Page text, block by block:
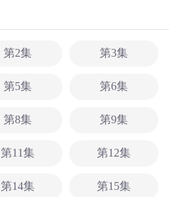
第2集 第3集
第5集 第6集
第8集 第9集
第11集 第12集
第14集 第15集